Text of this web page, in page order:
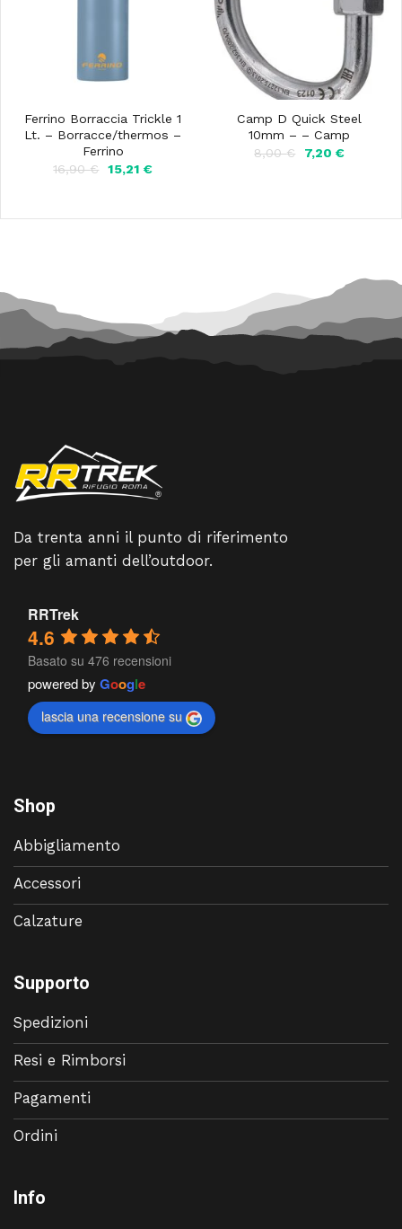
Ferrino Borraccia Trickle 1
Lt. – Borracce/thermos –
Ferrino
16,90€
Il
16,90 €.
15,21 €Il
15,21 €.
Camp D Quick Steel
10mm – – Camp
8,00€
Il
7,20 €Il
Da trenta anni il punto di riferimento
per gli amanti dell’outdoor.
RRTrek
4.6
Basato su 476 recensioni
powered by Google
lascia una recensione su
Shop
Abbigliamento
Accessori
Calzature
Supporto
Spedizioni
Resi e Rimborsi
Pagamenti
Ordini
Info